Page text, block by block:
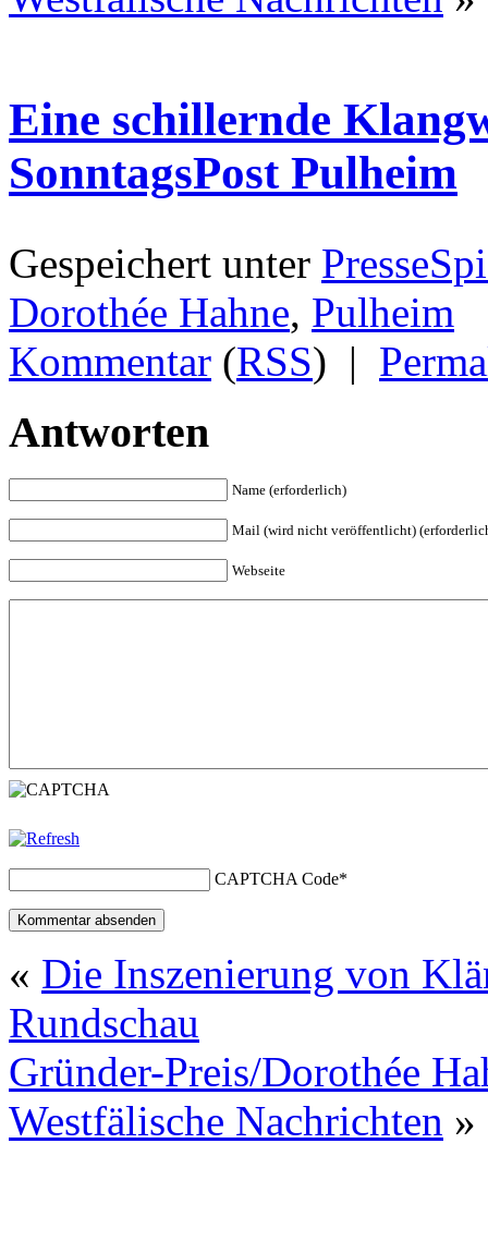
Eine schillernde
SonntagsPost Pulheim
Gespeichert unter
Dorothée Hahne, Pulheim
Kommentar (RSS) |
Antworten
Name (erforderlich)
Mail (wird nicht veröffentlicht)
Webseite
CAPTCHA Code*
« Die Inszenierung von
Rundschau
Gründer-Preis/Dorothée
Westfälische Nachrichten »